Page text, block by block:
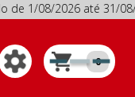
1/08/2026 até 31/
0